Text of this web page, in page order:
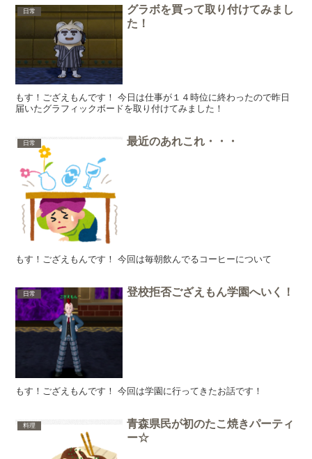
日常
グラボを買って取り付けてみまし
た！
もす！ござえもんです！ 今日は仕事が１４時位に終わったので昨日
届いたグラフィックボードを取り付けてみました！
日常 最近のあれこれ・・・
もす！ござえもんです！ 今回は毎朝飲んでるコーヒーについて
日常 登校拒否ござえもん学園へいく！
もす！ござえもんです！ 今回は学園に行ってきたお話です！
料理
青森県民が初のたこ焼きパーティ
ー☆